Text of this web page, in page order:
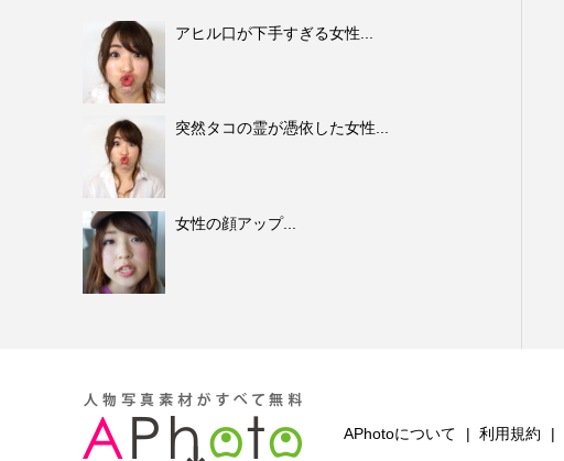
アヒル口が下手すぎる女性...
突然タコの霊が憑依した女性...
女性の顔アップ...
APhotoについて 利用規約